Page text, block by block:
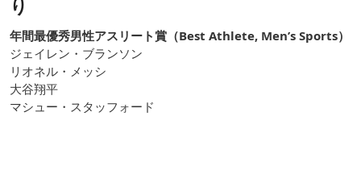
り
年間最優秀男性アスリート賞（Best Athlete, Men’s Sports）
ジェイレン・ブランソン
リオネル・メッシ
大谷翔平
マシュー・スタッフォード